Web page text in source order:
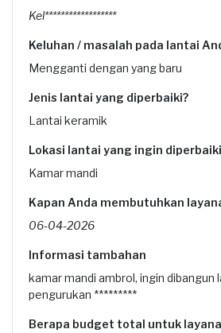
Kel******************
Keluhan / masalah pada lantai
Mengganti dengan yang baru
Jenis lantai yang diperbaiki?
Lantai keramik
Lokasi lantai yang ingin
Kamar mandi
Kapan Anda membutuhkan
06-04-2026
Informasi tambahan
kamar mandi ambrol, ingin dibangun
pengurukan *********
Berapa budget total untuk